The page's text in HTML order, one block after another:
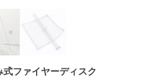
ファイヤーディスク